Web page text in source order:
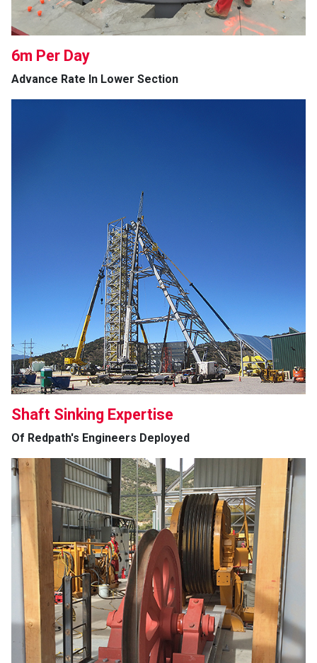
6m Per Day
Advance Rate In Lower Section
Shaft Sinking Expertise
Of Redpath's Engineers Deployed